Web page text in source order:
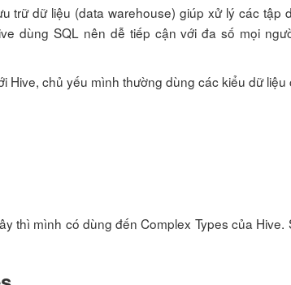
trữ dữ liệu (data warehouse) giúp xử lý các tập
dùng SQL nên dễ tiếp cận với đa số mọi
Hive, chủ yếu mình thường dùng các kiểu dữ
thì mình có dùng đến Complex Types của Hive.